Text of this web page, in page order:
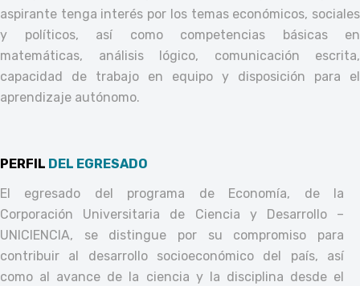
aspirante tenga interés por los temas económicos, sociales
y políticos, así como competencias básicas en
matemáticas, análisis lógico, comunicación escrita,
capacidad de trabajo en equipo y disposición para el
aprendizaje autónomo.
PERFIL DEL EGRESADO
El egresado del programa de Economía, de la
Corporación Universitaria de Ciencia y Desarrollo –
UNICIENCIA, se distingue por su compromiso para
contribuir al desarrollo socioeconómico del país, así
como al avance de la ciencia y la disciplina desde el